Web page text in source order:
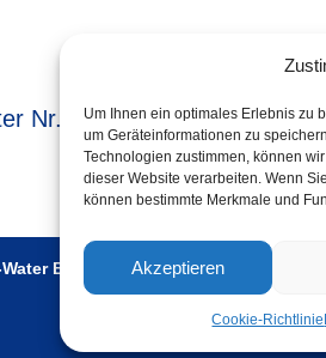
Um Ihnen ein optimales Erlebnis zu
um Geräteinformationen zu
Technologien zustimmen, können
dieser Website verarbeiten. Wenn
können bestimmte Merkmale und
Akzeptieren
Cookie-Richtlinie
Nr. 4 genannten Daten zur
Braunschweig Reloaded